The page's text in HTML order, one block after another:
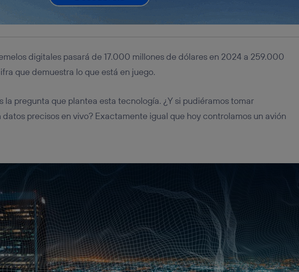
digitales pasará de 17.000 millones de dólares en 2024 a 259.000
que demuestra lo que está en juego.
la pregunta que plantea esta tecnología. ¿Y si pudiéramos tomar
precisos en vivo? Exactamente igual que hoy controlamos un avión